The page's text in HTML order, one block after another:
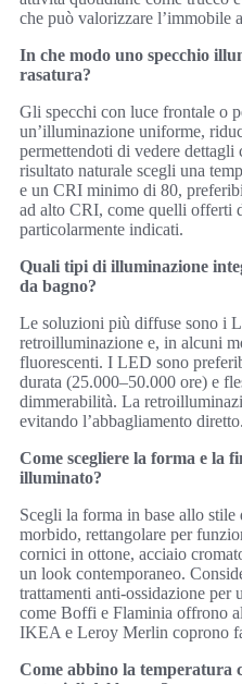
che può valorizzare l’immobile
In che modo uno specchio
rasatura?
Gli specchi con luce frontale o
un’illuminazione uniforme,
permettendoti di vedere dettagli
risultato naturale scegli una
e un CRI minimo di 80,
ad alto CRI, come quelli offerti
particolarmente indicati.
Quali tipi di illuminazione
da bagno?
Le soluzioni più diffuse sono i
retroilluminazione e, in alcuni
fluorescenti. I LED sono
durata (25.000–50.000 ore) e
dimmerabilità. La
evitando l’abbagliamento diretto.
Come scegliere la forma e la
illuminato?
Scegli la forma in base allo
morbido, rettangolare per
cornici in ottone, acciaio
un look contemporaneo.
trattamenti anti-ossidazione per
come Boffi e Flaminia offrono
IKEA e Leroy Merlin coprono
Come abbino la temperatura